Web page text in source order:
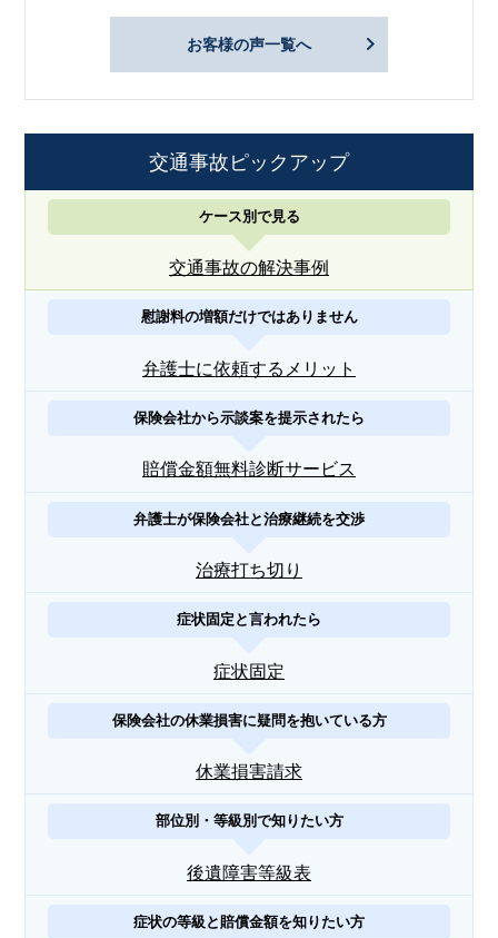
お客様の声一覧へ
交通事故ピックアップ
ケース別で見る
交通事故の解決事例
慰謝料の増額だけではありません
弁護士に依頼するメリット
保険会社から示談案を提示されたら
賠償金額無料診断サービス
弁護士が保険会社と治療継続を交渉
治療打ち切り
症状固定と言われたら
症状固定
保険会社の休業損害に疑問を抱いている方
休業損害請求
部位別・等級別で知りたい方
後遺障害等級表
症状の等級と賠償金額を知りたい方